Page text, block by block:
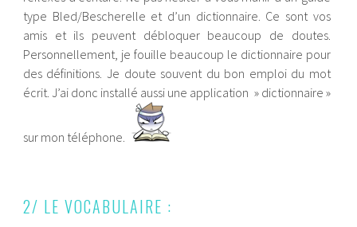
type Bled/Bescherelle et d’un dictionnaire. Ce sont vos
amis et ils peuvent débloquer beaucoup de doutes.
Personnellement, je fouille beaucoup le dictionnaire pour
des définitions. Je doute souvent du bon emploi du mot
écrit. J’ai donc installé aussi une application » dictionnaire »
sur mon téléphone.
2/ LE VOCABULAIRE :